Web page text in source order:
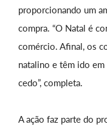
proporcionando um
compra. “O Natal é
comércio. Afinal, os
natalino e têm ido em
cedo”, completa.
A ação faz parte do